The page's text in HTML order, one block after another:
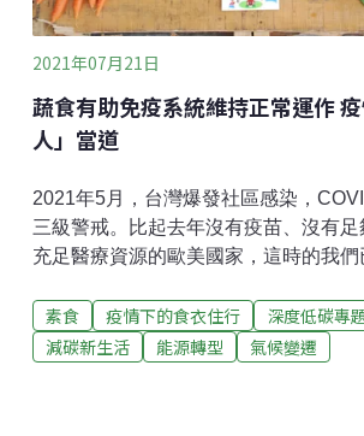
2021年07月21日
蔬食有助免疫系統維持正常運作
人」當道
2021年5月，台灣爆發社區感染，
三級警戒。比起去年沒有疫苗、沒有
充足醫療資源的歐美國家，這時的我
防醫學、居家輕症以及入院治療等營養
沒有想到的是，此刻許多人已漸漸走向
素食 疫情下的食衣住行 深度低碳專
減碳新生活
能源轉型 氣候變遷